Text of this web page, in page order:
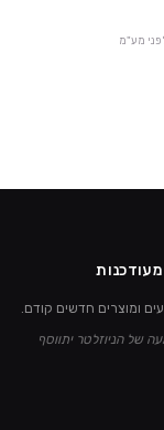
מע"מ
ומוצרים חדשים קודם.
של הניוזלטר יתווסף